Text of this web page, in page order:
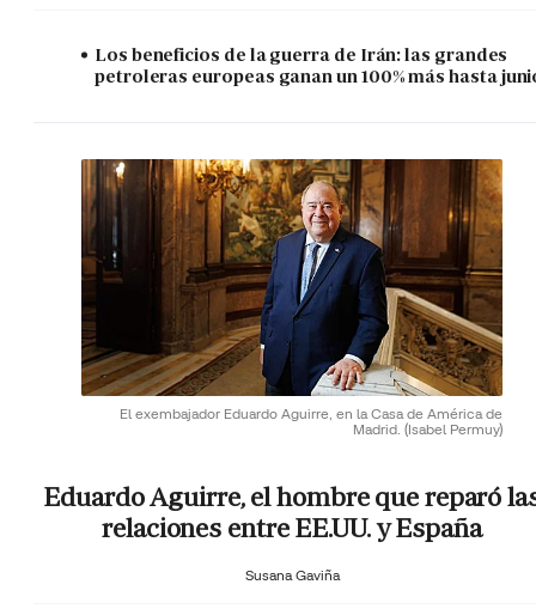
Los beneficios de la guerra de Irán: las grandes
petroleras europeas ganan un 100% más hasta
El exembajador Eduardo Aguirre, en la Casa de América de
Madrid. (Isabel Permuy)
Eduardo Aguirre, el hombre que reparó
relaciones entre EE.UU. y España
Susana Gaviña